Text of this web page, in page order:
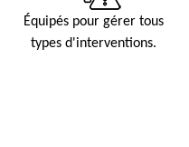
Équipés pour gérer tous
types d'interventions.